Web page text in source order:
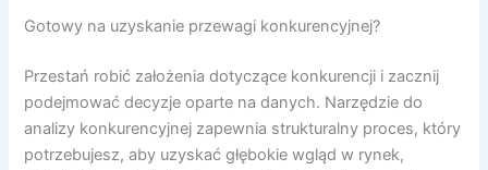
Gotowy na uzyskanie przewagi konkurencyjnej?
Przestań robić założenia dotyczące konkurencji i zacznij
podejmować decyzje oparte na danych. Narzędzie do
analizy konkurencyjnej zapewnia strukturalny proces, który
potrzebujesz, aby uzyskać głębokie wgląd w rynek,